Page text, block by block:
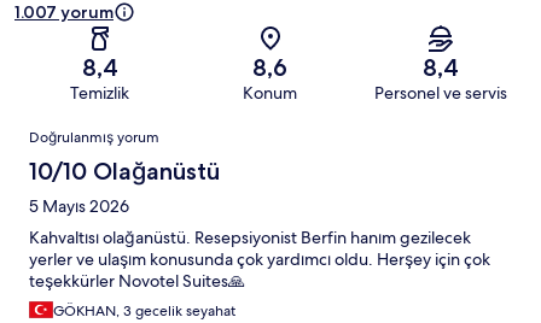
1.007 yorum
8,4
Temizlik
8,6
Konum
8,4
Personel ve servis
Yorumlar
Doğrulanmış yorum
10/10 Olağanüstü
5 Mayıs 2026
Kahvaltısı olağanüstü. Resepsiyonist Berfin hanım gezilecek
yerler ve ulaşım konusunda çok yardımcı oldu. Herşey için çok
teşekkürler Novotel Suites🙏
GÖKHAN, 3 gecelik seyahat